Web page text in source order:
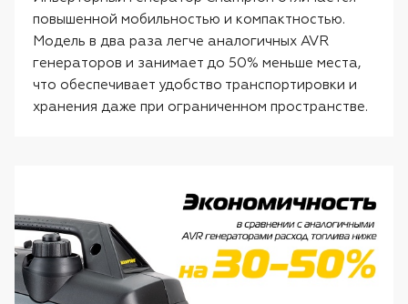
повышенной мобильностью и компактностью.
Модель в два раза легче аналогичных AVR
генераторов и занимает до 50% меньше места,
что обеспечивает удобство транспортировки и
хранения даже при ограниченном пространстве.